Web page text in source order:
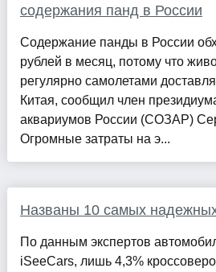
содержания панд в России
Содержание панды в России
рублей в месяц, потому что
регулярно самолетами
Китая, сообщил член
аквариумов России (СОЗАР)
Огромные затраты на э...
Названы 10 самых
По данным экспертов
iSeeCars, лишь 4,3%